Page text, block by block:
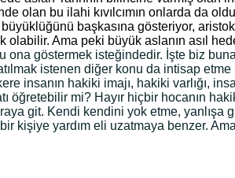
olan bu ilahi kıvılcımın onlarda da
başkasına gösteriyor,
olabilir. Ama peki büyük aslanın asıl
ona göstermek isteğindedir. İşte biz
istenen diğer konu da intisap
insanın hakiki imajı, hakiki varlığı,
öğretebilir mi? Hayır hiçbir hocanın
git. Kendi kendini yok etme, yanlışa
yardım eli uzatmaya benzer.